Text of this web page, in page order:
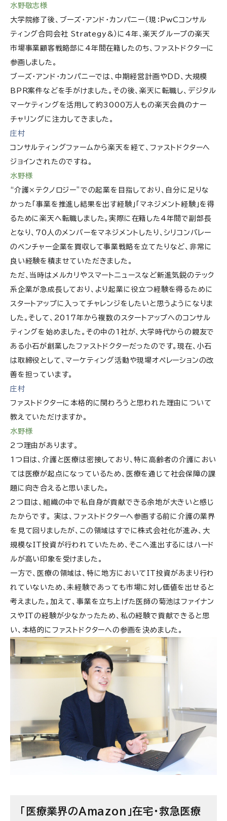
水野敬志様
大学院修了後、ブーズ・アンド・カンパニー（現：PwCコンサル
ティング合同会社 Strategy&）に4年、楽天グループの楽天
市場事業顧客戦略部に4年間在籍したのち、ファストドクターに
参画しました。
ブーズ・アンド・カンパニーでは、中期経営計画やDD、大規模
BPR案件などを手がけました。その後、楽天に転職し、デジタル
マーケティングを活用して約3000万人もの楽天会員のナー
チャリングに注力してきました。
庄村
コンサルティングファームから楽天を経て、ファストドクターへ
ジョインされたのですね。
水野様
“介護×テクノロジー”での起業を目指しており、自分に足りな
かった「事業を推進し結果を出す経験」「マネジメント経験」を得
るために楽天へ転職しました。実際に在籍した4年間で副部長
となり、70人のメンバーをマネジメントしたり、シリコンバレー
のベンチャー企業を買収して事業戦略を立てたりなど、非常に
良い経験を積ませていただきました。
ただ、当時はメルカリやスマートニュースなど新進気鋭のテック
系企業が急成長しており、より起業に役立つ経験を得るために
スタートアップに入ってチャレンジをしたいと思うようになりま
した。そして、2017年から複数のスタートアップへのコンサル
ティングを始めました。その中の1社が、大学時代からの親友で
ある小石が創業したファストドクターだったのです。現在、小石
は取締役として、マーケティング活動や現場オペレーションの改
善を担っています。
庄村
ファストドクターに本格的に関わろうと思われた理由について
教えていただけますか。
水野様
2つ理由があります。
1つ目は、介護と医療は密接しており、特に高齢者の介護におい
ては医療が起点になっているため、医療を通じて社会保障の課
題に向き合えると思いました。
2つ目は、組織の中で私自身が貢献できる余地が大きいと感じ
たからです。 実は、ファストドクターへ参画する前に介護の業界
を見て回りましたが、この領域はすでに株式会社化が進み、大
規模なIT投資が行われていたため、そこへ進出するにはハード
ルが高い印象を受けました。
一方で、医療の領域は、特に地方においてIT投資があまり行わ
れていないため、未経験であっても市場に対し価値を出せると
考えました。加えて、事業を立ち上げた医師の菊池はファイナン
スやITの経験が少なかったため、私の経験で貢献できると思
い、本格的にファストドクターへの参画を決めました。
「医療業界のAmazon」在宅・救急医療